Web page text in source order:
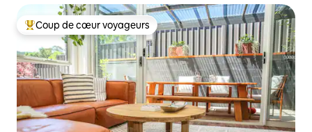
Coups de cœur voyageurs les plus appréciés
Coup de cœur voyageurs